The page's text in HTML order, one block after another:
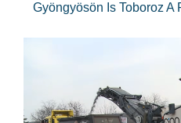
Gyöngyösön Is Toboroz A